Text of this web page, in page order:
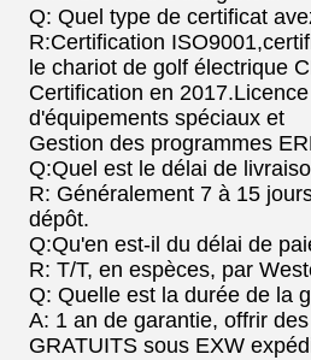
Q: Quel type de certificat
R:Certification
le chariot de golf électrique
Certification en
d'équipements spéciaux et
Gestion des programmes
Q:Quel est le délai de
R: Généralement 7 à 15
dépôt.
Q:Qu'en est-il du délai de
R: T/T, en espèces, par
Q: Quelle est la durée de la
A: 1 an de garantie, offrir
GRATUITS sous EXW